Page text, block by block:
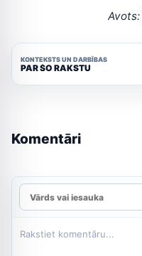
Avots:
KONTEKSTS UN DARBĪBAS
PAR ŠO RAKSTU
Komentāri